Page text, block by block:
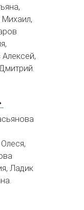
Михаил,
Ладик